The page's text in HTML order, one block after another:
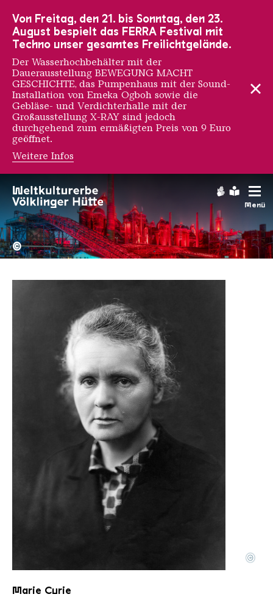
Menü
Marie Curie
Hochofengruppe in Rot
Copyright:
©
Marie Curie c
Copyright: Henry Manuel
©
Marie Curie
Von Freitag, den 21. bis Sonntag, den 23.
August bespielt das FERRA Festival mit
Techno unser gesamtes Freilichtgelände.
Der Wasserhochbehälter mit der
Dauerausstellung BEWEGUNG MACHT
GESCHICHTE, das Pumpenhaus mit der Sound-
Installation von Emeka Ogboh sowie die
Gebläse- und Verdichterhalle mit der
Großausstellung X-RAY sind jedoch
durchgehend zum ermäßigten Preis von 9 Euro
geöffnet.
Weitere Infos